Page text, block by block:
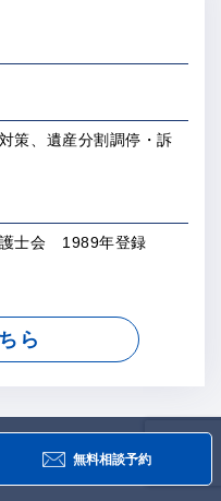
無料相談予約
策、遺産分割調停・訴
士会 1989年登録
ら